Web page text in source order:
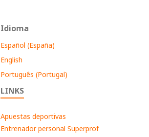
Idioma
Español (España)
English
Português (Portugal)
LINKS
Apuestas deportivas
Entrenador personal Superprof